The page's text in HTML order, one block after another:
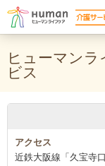
ヒューマンラ
ビス
アクセス
近鉄大阪線「久宝寺